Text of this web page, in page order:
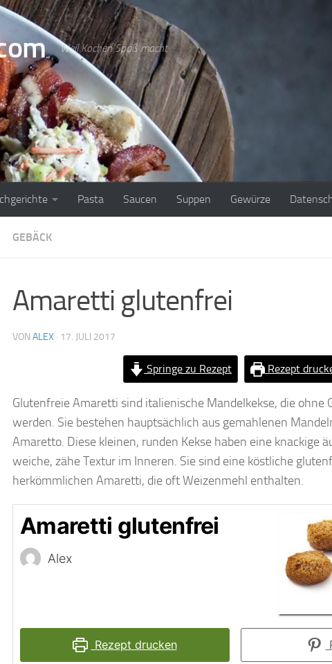
Weil Kochen Spaß macht
Pasta Saucen Suppen Gewürze
GEBÄCK
Amaretti glutenfrei
VON ALEX · 17. JULI 2017
Springe zu Rezept Rezept
Glutenfreie Amaretti sind italienische Mandelkekse, die ohne
werden. Sie bestehen hauptsächlich aus gemahlenen
Amaretto. Diese kleinen, runden Kekse haben eine knackige
weiche, zähe Textur im Inneren. Sie sind eine köstliche
herkömmlichen Amaretti, die oft Weizenmehl enthalten.
Amaretti glutenfrei
Alex
Rezept drucken